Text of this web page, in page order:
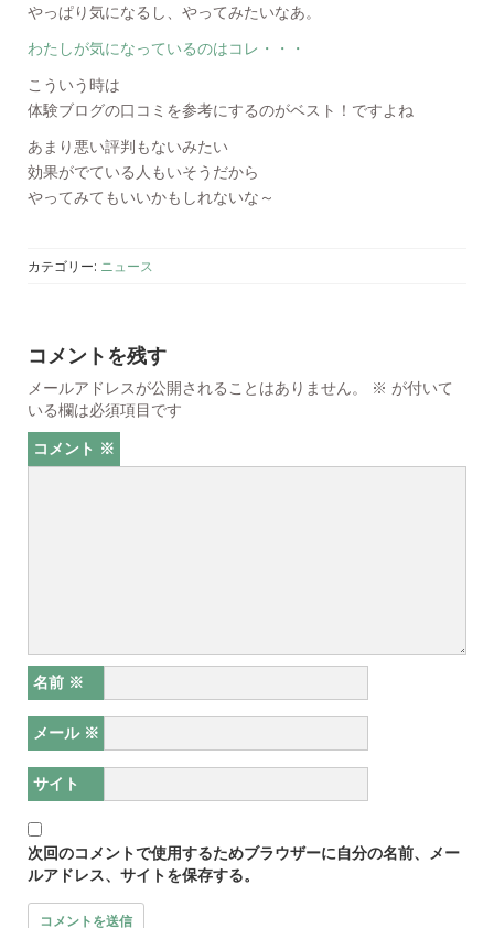
やっぱり気になるし、やってみたいなあ。
わたしが気になっているのはコレ・・・
こういう時は
体験ブログの口コミを参考にするのがベスト！ですよね
あまり悪い評判もないみたい
効果がでている人もいそうだから
やってみてもいいかもしれないな～
カテゴリー: ニュース
コメントを残す
メールアドレスが公開されることはありません。 ※ が付いて
いる欄は必須項目です
コメント ※
名前 ※
メール ※
サイト
次回のコメントで使用するためブラウザーに自分の名前、メー
ルアドレス、サイトを保存する。